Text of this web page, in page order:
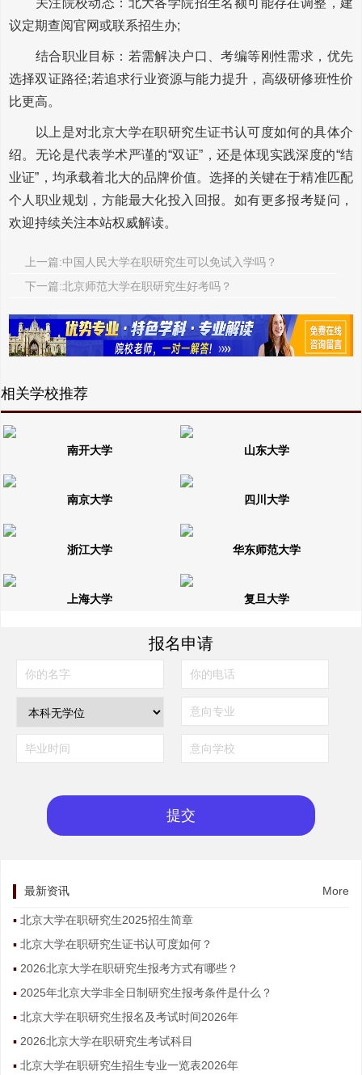
议定期查阅官网或联系招生办;
结合职业目标：若需解决户口、考编等刚性需求，优先
选择双证路径;若追求行业资源与能力提升，高级研修班性价
比更高。
以上是对北京大学在职研究生证书认可度如何的具体介
绍。无论是代表学术严谨的“双证”，还是体现实践深度的“结
业证”，均承载着北大的品牌价值。选择的关键在于精准匹配
个人职业规划，方能最大化投入回报。如有更多报考疑问，
欢迎持续关注本站权威解读。
上一篇:中国人民大学在职研究生可以免试入学吗？
下一篇:北京师范大学在职研究生好考吗？
相关学校推荐
南开大学 山东大学
南京大学 四川大学
浙江大学 华东师范大学
上海大学 复旦大学
报名申请
最新资讯 More
北京大学在职研究生2025招生简章
北京大学在职研究生证书认可度如何？
2026北京大学在职研究生报考方式有哪些？
2025年北京大学非全日制研究生报考条件是什么？
北京大学在职研究生报名及考试时间2026年
2026北京大学在职研究生考试科目
北京大学在职研究生招生专业一览表2026年